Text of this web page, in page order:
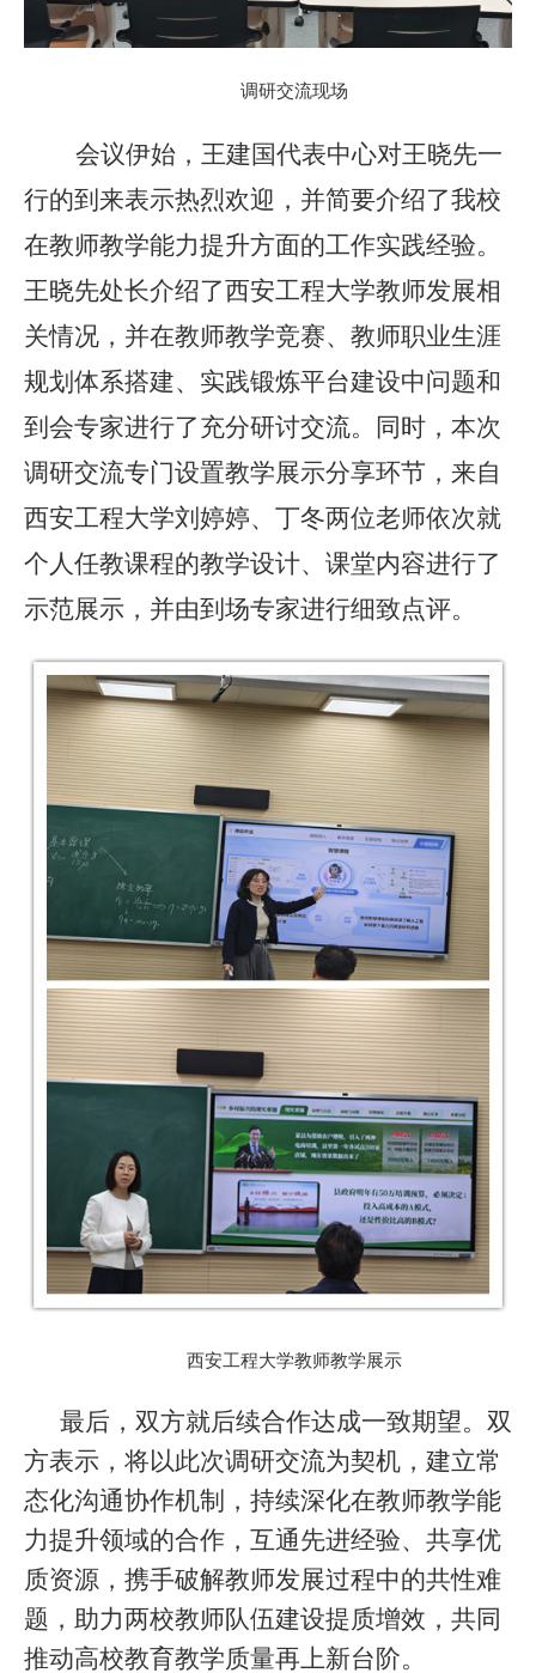
调研交流现场
会议伊始，王建国代表中心对王晓先一
行的到来表示热烈欢迎，并简要介绍了我校
在教师教学能力提升方面的工作实践经验。
王晓先处长介绍了西安工程大学教师发展相
关情况，并在教师教学竞赛、教师职业生涯
规划体系搭建、实践锻炼平台建设中问题和
到会专家进行了充分研讨交流。同时，本次
调研交流专门设置教学展示分享环节，来自
西安工程大学刘婷婷、丁冬两位老师依次就
个人任教课程的教学设计、课堂内容进行了
示范展示，并由到场专家进行细致点评。
西安工程大学教师教学展示
最后，双方就后续合作达成一致期望。双
方表示，将以此次调研交流为契机，建立常
态化沟通协作机制，持续深化在教师教学能
力提升领域的合作，互通先进经验、共享优
质资源，携手破解教师发展过程中的共性难
题，助力两校教师队伍建设提质增效，共同
推动高校教育教学质量再上新台阶。